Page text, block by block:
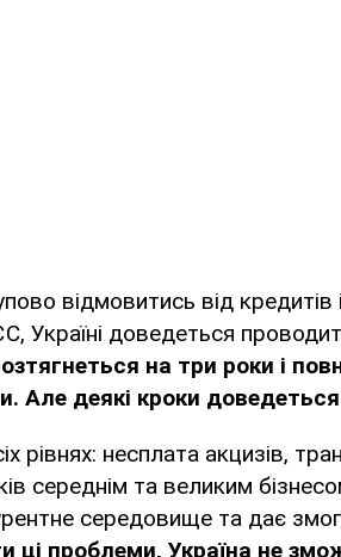
відмовитись від кредитів
Україні доведеться
на три роки і
Але деякі кроки
рівнях: несплата акцизів,
середнім та великим
середовище та дає
ці проблеми, Україна не